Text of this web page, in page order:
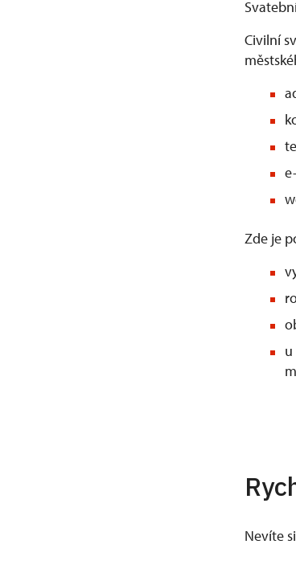
Civilní
Zde je
Nevíte